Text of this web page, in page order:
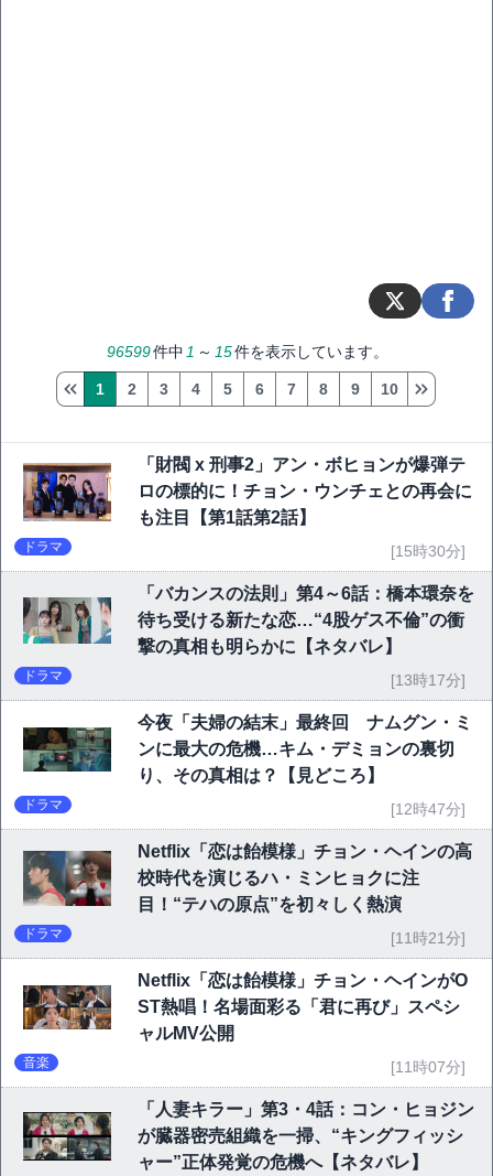
96599件中 1 ～ 15件を表示しています。
1 2 3 4 5 6 7 8 9 10
「財閥 x 刑事2」アン・ボヒョンが爆弾テ
ロの標的に！チョン・ウンチェとの再会に
も注目【第1話第2話】
ドラマ [15時30分]
「バカンスの法則」第4～6話：橋本環奈を
待ち受ける新たな恋…“4股ゲス不倫”の衝
撃の真相も明らかに【ネタバレ】
ドラマ [13時17分]
今夜「夫婦の結末」最終回 ナムグン・ミ
ンに最大の危機…キム・デミョンの裏切
り、その真相は？【見どころ】
ドラマ [12時47分]
Netflix「恋は飴模様」チョン・ヘインの高
校時代を演じるハ・ミンヒョクに注
目！“テハの原点”を初々しく熱演
ドラマ [11時21分]
Netflix「恋は飴模様」チョン・ヘインがO
ST熱唱！名場面彩る「君に再び」スペシ
ャルMV公開
音楽 [11時07分]
「人妻キラー」第3・4話：コン・ヒョジン
が臓器密売組織を一掃、“キングフィッシ
ャー”正体発覚の危機へ【ネタバレ】